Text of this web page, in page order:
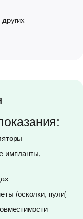
импланты,
(осколки, пули)